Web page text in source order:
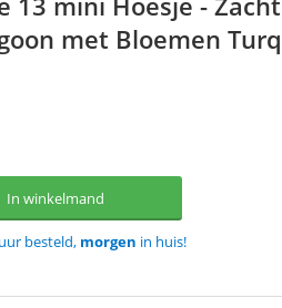
met Bloemen
In winkelmand
uur besteld, morgen in huis!